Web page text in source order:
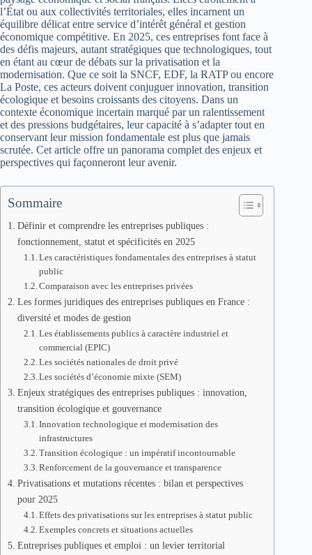
l’État ou aux collectivités territoriales, elles incarnent un
équilibre délicat entre service d’intérêt général et gestion
économique compétitive. En 2025, ces entreprises font face à
des défis majeurs, autant stratégiques que technologiques, tout
en étant au cœur de débats sur la privatisation et la
modernisation. Que ce soit la SNCF, EDF, la RATP ou encore
La Poste, ces acteurs doivent conjuguer innovation, transition
écologique et besoins croissants des citoyens. Dans un
contexte économique incertain marqué par un ralentissement
et des pressions budgétaires, leur capacité à s’adapter tout en
conservant leur mission fondamentale est plus que jamais
scrutée. Cet article offre un panorama complet des enjeux et
perspectives qui façonneront leur avenir.
Sommaire
Définir et comprendre les entreprises publiques :
fonctionnement, statut et spécificités en 2025
Les caractéristiques fondamentales des entreprises à statut
public
Comparaison avec les entreprises privées
Les formes juridiques des entreprises publiques en France :
diversité et modes de gestion
Les établissements publics à caractère industriel et
commercial (EPIC)
Les sociétés nationales de droit privé
Les sociétés d’économie mixte (SEM)
Enjeux stratégiques des entreprises publiques : innovation,
transition écologique et gouvernance
Innovation technologique et modernisation des
infrastructures
Transition écologique : un impératif incontournable
Renforcement de la gouvernance et transparence
Privatisations et mutations récentes : bilan et perspectives
pour 2025
Effets des privatisations sur les entreprises à statut public
Exemples concrets et situations actuelles
Entreprises publiques et emploi : un levier territorial